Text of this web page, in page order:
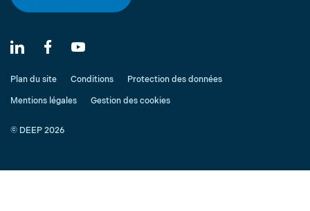
Plan du site Conditions Protection des données
Mentions légales Gestion des cookies
© DEEP 2026